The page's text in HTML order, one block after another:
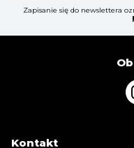
Zapisanie się do newslettera
Kontakt